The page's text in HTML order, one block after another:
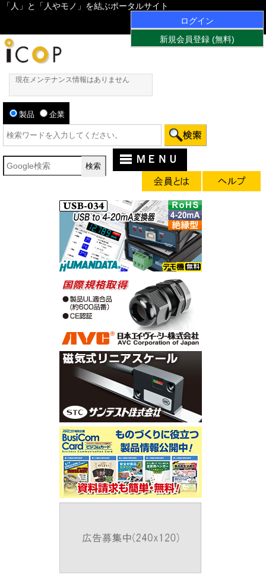
「人」と「人やモノ」を結ぶポータルサイト
ログイン
新規会員登録 (無料)
現在メンテナンス情報はありません
製品 企業
ＭＥＮＵ